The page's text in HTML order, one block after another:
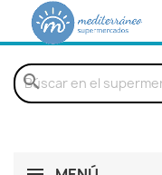
search